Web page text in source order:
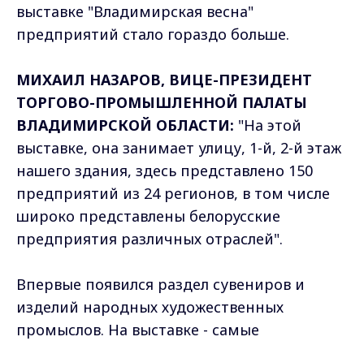
выставке "Владимирская весна"
предприятий стало гораздо больше.
МИХАИЛ НАЗАРОВ, ВИЦЕ-ПРЕЗИДЕНТ
ТОРГОВО-ПРОМЫШЛЕННОЙ ПАЛАТЫ
ВЛАДИМИРСКОЙ ОБЛАСТИ: "На этой
выставке, она занимает улицу, 1-й, 2-й этаж
нашего здания, здесь представлено 150
предприятий из 24 регионов, в том числе
широко представлены белорусские
предприятия различных отраслей".
Впервые появился раздел сувениров и
изделий народных художественных
промыслов. На выставке - самые